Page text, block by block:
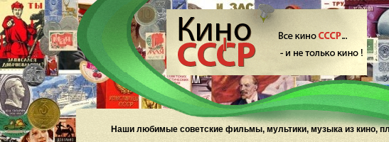
Наши любимые советские фильмы, мультики, музыка из кино,